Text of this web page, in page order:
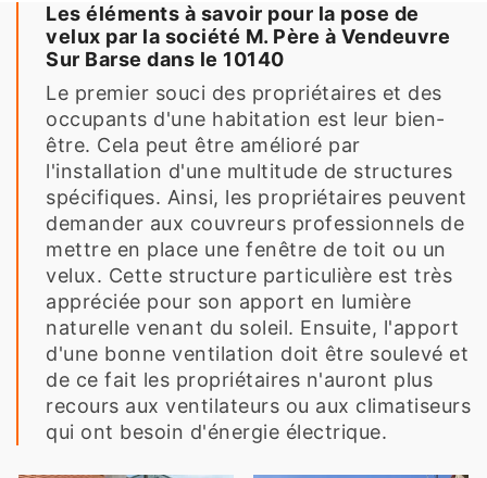
Les éléments à savoir pour la pose de
velux par la société M. Père à Vendeuvre
Sur Barse dans le 10140
Le premier souci des propriétaires et des
occupants d'une habitation est leur bien-
être. Cela peut être amélioré par
l'installation d'une multitude de structures
spécifiques. Ainsi, les propriétaires peuvent
demander aux couvreurs professionnels de
mettre en place une fenêtre de toit ou un
velux. Cette structure particulière est très
appréciée pour son apport en lumière
naturelle venant du soleil. Ensuite, l'apport
d'une bonne ventilation doit être soulevé et
de ce fait les propriétaires n'auront plus
recours aux ventilateurs ou aux climatiseurs
qui ont besoin d'énergie électrique.